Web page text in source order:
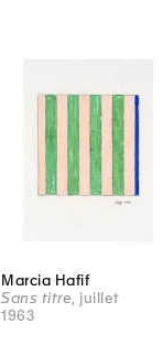
Marcia Hafif
Sans titre , juillet
1963